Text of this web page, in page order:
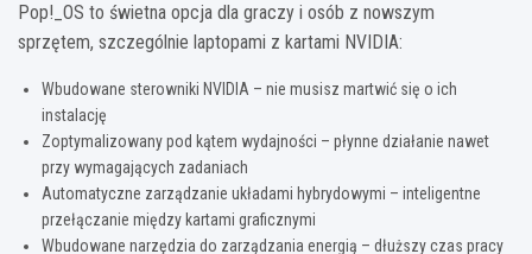
Pop!_OS to świetna opcja dla graczy i osób z nowszym
sprzętem, szczególnie laptopami z kartami NVIDIA:
Wbudowane sterowniki NVIDIA – nie musisz martwić się o ich
instalację
Zoptymalizowany pod kątem wydajności – płynne działanie nawet
przy wymagających zadaniach
Automatyczne zarządzanie układami hybrydowymi – inteligentne
przełączanie między kartami graficznymi
Wbudowane narzędzia do zarządzania energią – dłuższy czas pracy